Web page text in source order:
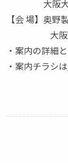
大阪大学大
【会 場】奥
大阪市中
・案内の詳細
・案内チラシは